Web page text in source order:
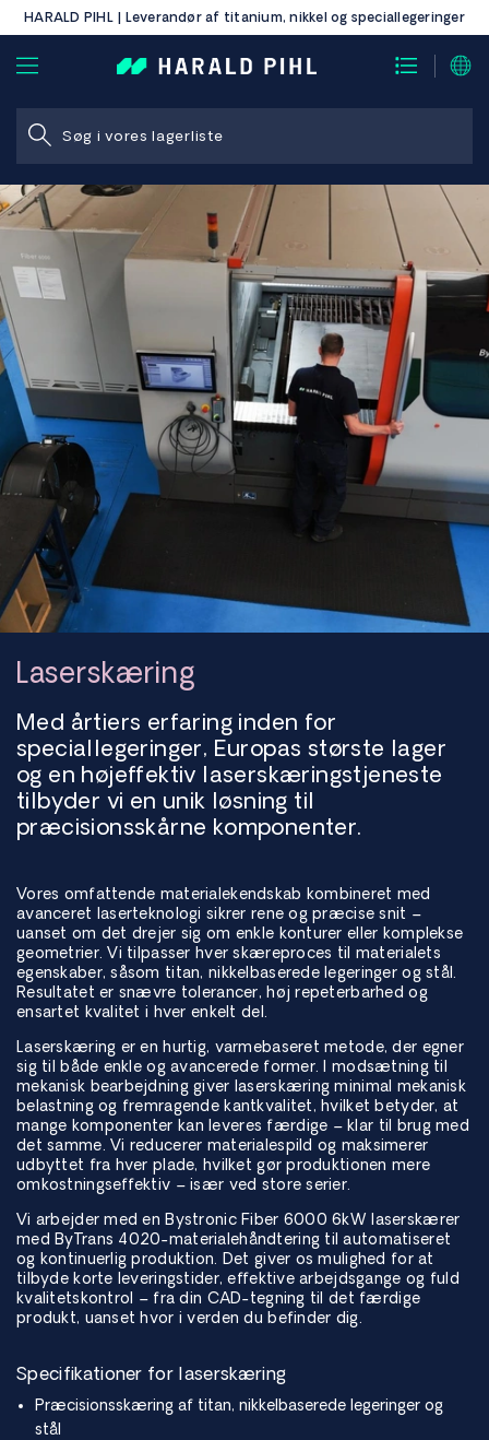
HARALD PIHL | Leverandør af titanium, nikkel og speciallegeringer
Laserskæring
Med årtiers erfaring inden for
speciallegeringer, Europas største lager
og en højeffektiv laserskæringstjeneste
tilbyder vi en unik løsning til
præcisionsskårne komponenter.
Vores omfattende materialekendskab kombineret med
avanceret laserteknologi sikrer rene og præcise snit –
uanset om det drejer sig om enkle konturer eller komplekse
geometrier. Vi tilpasser hver skæreproces til materialets
egenskaber, såsom titan, nikkelbaserede legeringer og stål.
Resultatet er snævre tolerancer, høj repeterbarhed og
ensartet kvalitet i hver enkelt del.
Laserskæring er en hurtig, varmebaseret metode, der egner
sig til både enkle og avancerede former. I modsætning til
mekanisk bearbejdning giver laserskæring minimal mekanisk
belastning og fremragende kantkvalitet, hvilket betyder, at
mange komponenter kan leveres færdige – klar til brug med
det samme. Vi reducerer materialespild og maksimerer
udbyttet fra hver plade, hvilket gør produktionen mere
omkostningseffektiv – især ved store serier.
Vi arbejder med en Bystronic Fiber 6000 6kW laserskærer
med ByTrans 4020-materialehåndtering til automatiseret
og kontinuerlig produktion. Det giver os mulighed for at
tilbyde korte leveringstider, effektive arbejdsgange og fuld
kvalitetskontrol – fra din CAD-tegning til det færdige
produkt, uanset hvor i verden du befinder dig.
Specifikationer for laserskæring
Præcisionsskæring af titan, nikkelbaserede legeringer og
stål